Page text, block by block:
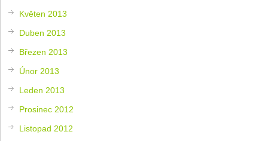
Květen 2013
Duben 2013
Březen 2013
Únor 2013
Leden 2013
Prosinec 2012
Listopad 2012